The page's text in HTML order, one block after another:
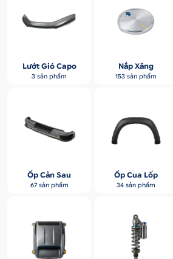
Lướt Gió Capo
3 sản phẩm
Nắp Xăng
153 sản phẩm
Ốp Cản Sau
67 sản phẩm
Ốp Cua Lốp
34 sản phẩm